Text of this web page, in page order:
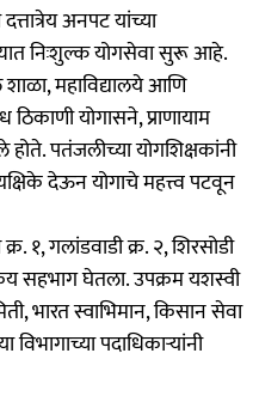
अनपट यांच्या
निःशुल्क योगसेवा सुरू आहे.
शाळा, महाविद्यालये आणि
योगासने, प्राणायाम
पतंजलीच्या योगशिक्षकांनी
देऊन योगाचे महत्त्व पटवून
१, गलांडवाडी क्र. २, शिरसोडी
सहभाग घेतला. उपक्रम यशस्वी
भारत स्वाभिमान, किसान सेवा
पदाधिकाऱ्यांनी